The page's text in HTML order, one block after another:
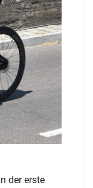
der erste